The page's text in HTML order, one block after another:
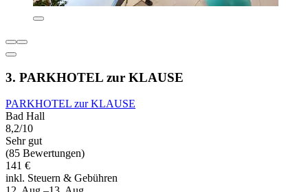
3. PARKHOTEL zur KLAUSE
PARKHOTEL zur KLAUSE
Bad Hall
8,2/10
Sehr gut
(85 Bewertungen)
141 €
inkl. Steuern & Gebühren